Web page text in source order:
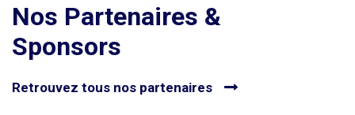
Nos Partenaires &
Sponsors
Retrouvez tous nos partenaires